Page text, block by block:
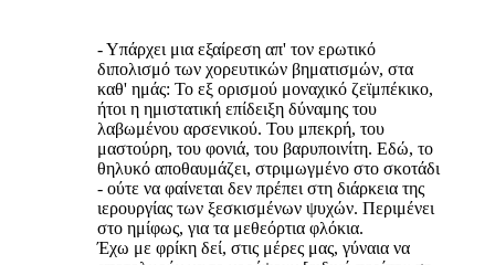
- Υπάρχει μια εξαίρεση απ' τον ερωτικό
διπολισμό των χορευτικών βηματισμών, στα
καθ' ημάς: Το εξ ορισμού μοναχικό ζεϊμπέκικο,
ήτοι η ημιστατική επίδειξη δύναμης του
λαβωμένου αρσενικού. Του μπεκρή, του
μαστούρη, του φονιά, του βαρυποινίτη. Εδώ, το
θηλυκό αποθαυμάζει, στριμωγμένο στο σκοτάδι
- ούτε να φαίνεται δεν πρέπει στη διάρκεια της
ιερουργίας των ξεσκισμένων ψυχών. Περιμένει
στο ημίφως, για τα μεθεόρτια φλόκια.
Έχω με φρίκη δεί, στις μέρες μας, γύναια να